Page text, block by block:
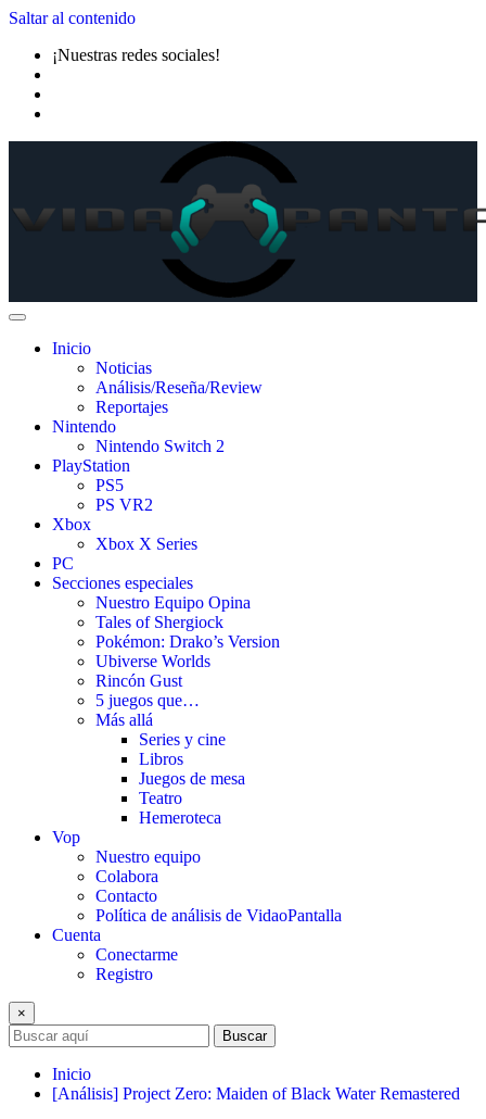
Saltar al contenido
¡Nuestras redes sociales!
Inicio
Noticias
Análisis/Reseña/Review
Reportajes
Nintendo
Nintendo Switch 2
PlayStation
PS5
PS VR2
Xbox
Xbox X Series
PC
Secciones especiales
Nuestro Equipo Opina
Tales of Shergiock
Pokémon: Drako’s Version
Ubiverse Worlds
Rincón Gust
5 juegos que…
Más allá
Series y cine
Libros
Juegos de mesa
Teatro
Hemeroteca
Vop
Nuestro equipo
Colabora
Contacto
Política de análisis de VidaoPantalla
Cuenta
Conectarme
Registro
×
Buscar
Inicio
[Análisis] Project Zero: Maiden of Black Water Remastered